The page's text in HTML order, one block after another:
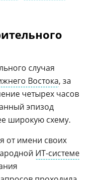
случая
Востока, за
четырех часов
эпизод
широкую схему.
от имени своих
ИТ-системе